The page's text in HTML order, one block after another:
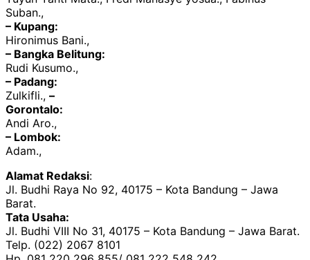
Suban.,
– Kupang:
Hironimus Bani.,
– Bangka Belitung:
Rudi Kusumo.,
– Padang:
Zulkifli., –
Gorontalo:
Andi Aro.,
– Lombok:
Adam.,
Alamat Redaksi:
Jl. Budhi Raya No 92, 40175 – Kota Bandung – Jawa
Barat.
Tata Usaha:
Jl. Budhi VIII No 31, 40175 – Kota Bandung – Jawa Barat.
Telp. (022) 2067 8101